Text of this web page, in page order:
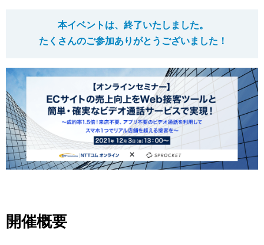
メンバー紹介
採用情報
創業の想い
沿革
ロゴマーク
本イベントは、終了いたしました。
たくさんのご参加ありがとうございました！
開催概要